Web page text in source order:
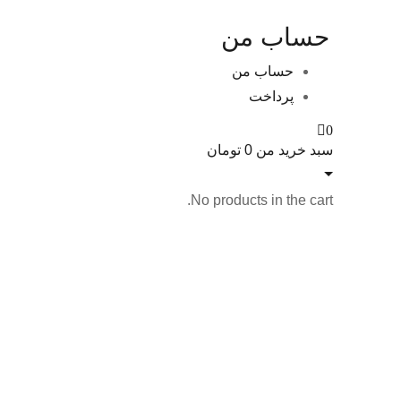
حساب من
حساب من
پرداخت
0
سبد خرید من 0 تومان
No products in the cart.